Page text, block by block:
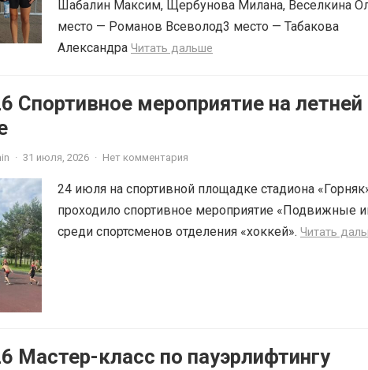
Шабалин Максим, Щербунова Милана, Веселкина
место — Романов Всеволод3 место — Табакова
Александра Читать дальше
Спортивное мероприятие на летней
· 31 июля, 2026 · Нет комментария
24 июля на спортивной площадке стадиона
проходило спортивное мероприятие «Подвижные
среди спортсменов отделения «хоккей». Читать
Мастер-класс по пауэрлифтингу